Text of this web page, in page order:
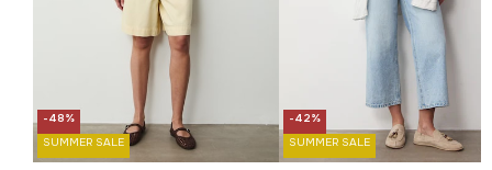
-48%
SUMMER SALE
-42%
SUMMER SALE